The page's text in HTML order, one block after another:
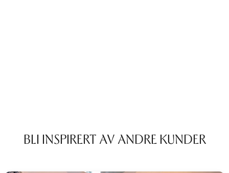
BLI INSPIRERT AV ANDRE KUNDER